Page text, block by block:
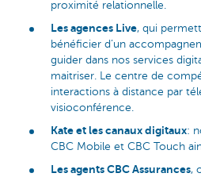
proximité relationnelle.
Les agences Live, qui
bénéficier d’un
guider dans nos services
maitriser. Le centre de
interactions à distance par
visioconférence.
Kate et les canaux digitaux:
CBC Mobile et CBC Touch
Les agents CBC Assurances,